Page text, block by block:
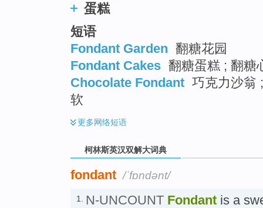
蛋糕
短语
Fondant Garden 翻糖花园
Fondant Cakes 翻糖蛋糕 ; 翻糖
Chocolate Fondant 巧克力沙翁
软
更多网络短语
柯林斯英汉双解大词典
fondant /ˈfɒndənt/
1. N-UNCOUNT Fondant is a